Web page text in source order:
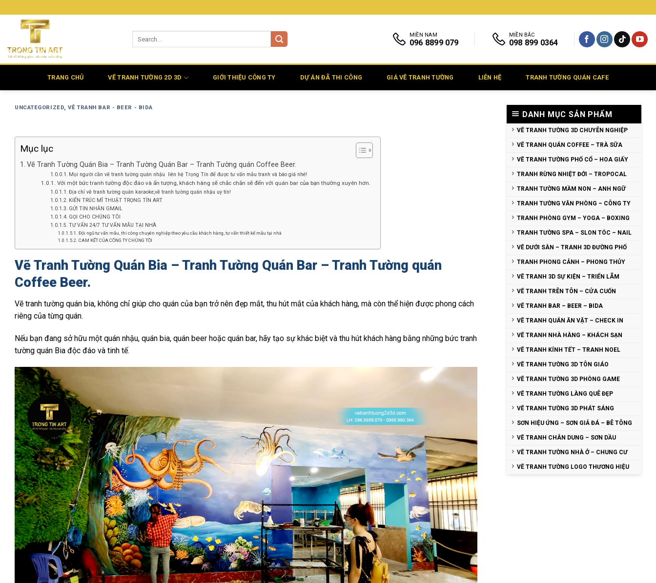
qua
MIỀN NAM
096 8899 079
MIỀN BẮC
098 899 0364
TRANG CHỦ VẼ TRANH TƯỜNG 2D 3D GIỚI THIỆU CÔNG TY DỰ ÁN ĐÃ THI CÔNG GIÁ VẼ TRANH TƯỜNG LIÊN HỆ TRANH TƯỜNG QUÁN CAFE
UNCATEGORIZED,VẼ TRANH BAR - BEER - BIDA
Mục lục
Vẽ Tranh Tường Quán Bia – Tranh Tường Quán Bar – Tranh Tường quán Coffee Beer.
Mọi người cần vẽ tranh tường quán nhậu liên hệ Trọng Tín để được tư vấn mẫu tranh và báo giá nhé!
Với một bức tranh tường độc đáo và ấn tượng, khách hàng sẽ chắc chắn sẽ đến với quán bar của bạn thường xuyên hơn.
Địa chỉ vẽ tranh tường quán karaoke,vẽ tranh tường quán nhậu uy tín!
KIẾN TRÚC MĨ THUẬT TRỌNG TÍN ART
GỬI TIN NHẮN GMAIL
GỌI CHO CHÚNG TÔI
TƯ VẤN 24/7 TƯ VẤN MẪU TẠI NHÀ
Đội ngũ tư vấn mẫu, thi công chuyên nghiệp theo yêu cầu khách hàng, tư vấn thiết kế mẫu tại nhà
CAM KẾT CỦA CÔNG TY CHÚNG TÔI
Vẽ Tranh Tường Quán Bia – Tranh Tường Quán Bar – Tranh Tường quán
Coffee Beer.
Vẽ tranh tường quán bia, không chỉ giúp cho quán của bạn trở nên đẹp mắt, thu hút mắt của khách hàng, mà còn thể hiện được phong cách
riêng của từng quán.
Nếu bạn đang sở hữu một quán nhậu, quán bia, quán beer hoặc quán bar, hãy tạo sự khác biệt và thu hút khách hàng bằng những bức tranh
tường quán Bia độc đáo và tinh tế.
DANH MỤC SẢN PHẨM
VẼ TRANH TƯỜNG 3D CHUYÊN NGHIỆP
VẼ TRANH QUÁN COFFEE – TRÀ SỮA
VẼ TRANH TƯỜNG PHỐ CỔ – HOA GIẤY
TRANH RỪNG NHIỆT ĐỚI – TROPOCAL
TRANH TƯỜNG MẦM NON – ANH NGỮ
TRANH TƯỜNG VĂN PHÒNG – CÔNG TY
TRANH PHÒNG GYM – YOGA – BOXING
TRANH TƯỜNG SPA – SLON TÓC – NAIL
VẼ DƯỚI SÀN – TRANH 3D ĐƯỜNG PHỐ
TRANH PHONG CẢNH – PHONG THỦY
VẼ TRANH 3D SỰ KIỆN – TRIỂN LÃM
VẼ TRANH TRÊN TÔN – CỬA CUỐN
VẼ TRANH BAR – BEER – BIDA
VẼ TRANH QUÁN ĂN VẶT – CHECK IN
VẼ TRANH NHÀ HÀNG – KHÁCH SẠN
VẼ TRANH KÍNH TẾT – TRANH NOEL
VẼ TRANH TƯỜNG 3D TÔN GIÁO
VẼ TRANH TƯỜNG 3D PHÒNG GAME
VẼ TRANH TƯỜNG LÀNG QUÊ ĐẸP
VẼ TRANH TƯỜNG 3D PHÁT SÁNG
SƠN HIỆU ỨNG – SƠN GIẢ ĐÁ – BÊ TÔNG
VẼ TRANH CHÂN DUNG – SƠN DẦU
VẼ TRANH TƯỜNG NHÀ Ở – CHUNG CƯ
VẼ TRANH TƯỜNG LOGO THƯƠNG HIỆU